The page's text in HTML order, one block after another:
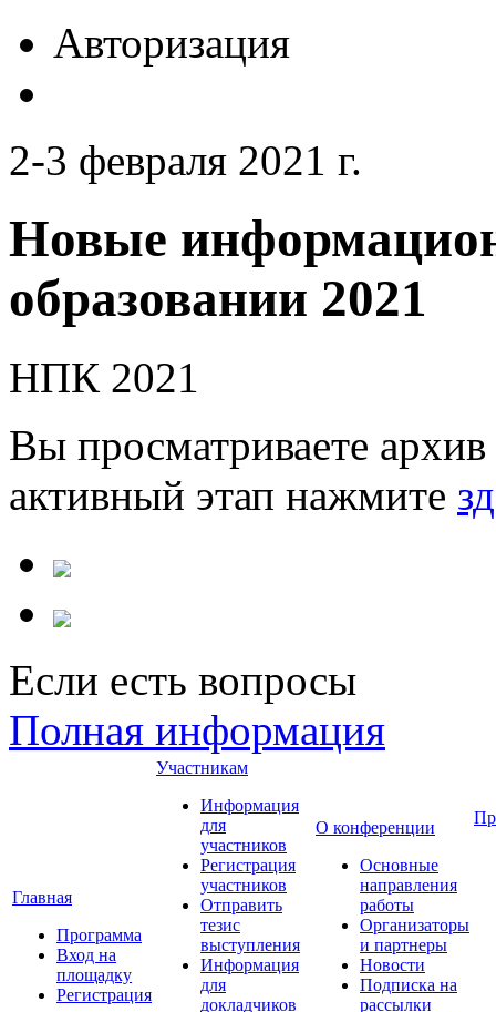
Авторизация
2-3 февраля 2021 г.
Новые
образовании 2021
НПК 2021
Вы просматриваете
активный этап нажмите
Если есть вопросы
Полная информация
Главная
Программа
Вход на
площадку
Регистрация
Участникам
Информация
для
участников
Регистрация
участников
Отправить
тезис
выступления
Информация
для
докладчиков
О конференции
Основные
направления
работы
Организаторы
и партнеры
Новости
Подписка на
рассылки